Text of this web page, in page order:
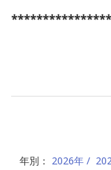
年別： 2026年